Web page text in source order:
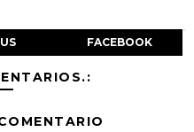
FACEBOOK